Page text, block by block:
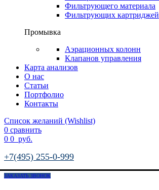
Фильтрующего материала
Фильтрующих картриджей
Промывка
Аэрационных колонн
Клапанов управления
Карта анализов
О нас
Статьи
Портфолио
Контакты
Список желаний (Wishlist)
0 сравнить
0 0 руб.
+7(495) 255-0-999
ЗАКАЗАТЬ ЗВОНОК